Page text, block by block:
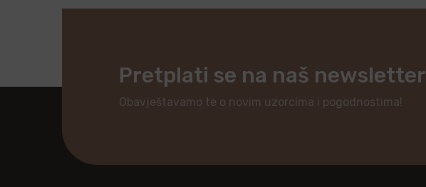
Pretplati se na naš newsletter
Obavještavamo te o novim uzorcima i pogodnostima!